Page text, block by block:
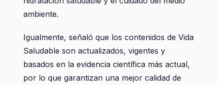
ambiente.
Igualmente, señaló que los contenidos de Vida
Saludable son actualizados, vigentes y
basados en la evidencia científica más actual,
por lo que garantizan una mejor calidad de